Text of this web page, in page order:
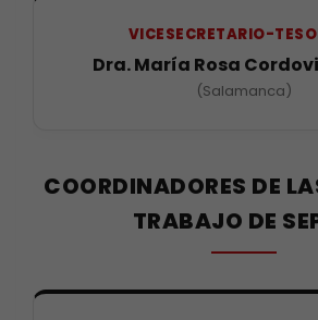
VICESECRETARIO-
Dra. María Rosa
(Salamanca)
COORDINADORES DE
TRABAJO DE